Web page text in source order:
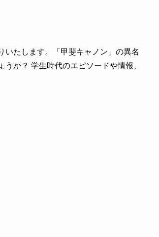
いたします。「甲斐キャノン」の異名
か？ 学生時代のエピソードや情報、